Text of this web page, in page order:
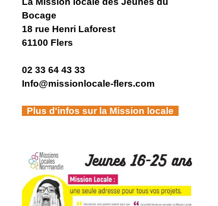
Bocage
18 rue Henri Laforest
61100 Flers
02 33 64 43 33
Info@missionlocale-flers.com
Plus d'infos sur la Mission locale